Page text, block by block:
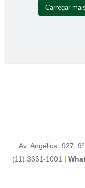
Carregar
Av. Angélica, 927,
(11) 3661-1001 |